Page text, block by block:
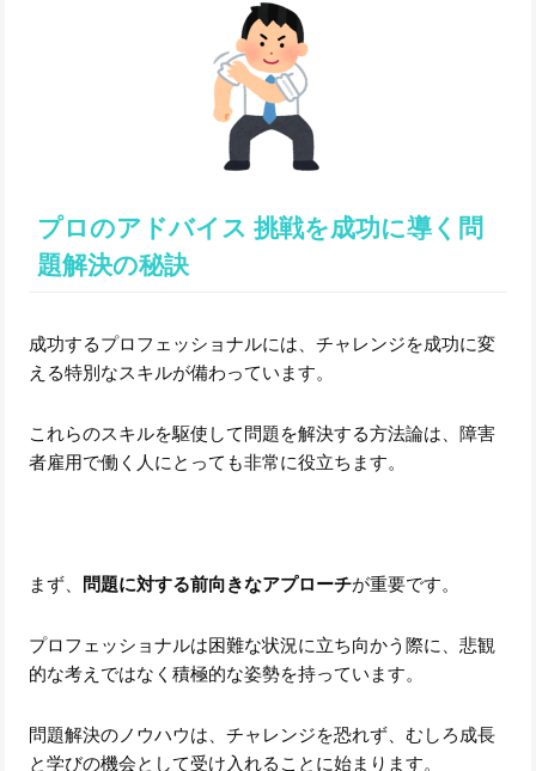
プロのアドバイス 挑戦を成功に導く問
題解決の秘訣
成功するプロフェッショナルには、チャレンジを成功に変
える特別なスキルが備わっています。
これらのスキルを駆使して問題を解決する方法論は、障害
者雇用で働く人にとっても非常に役立ちます。
まず、 問題に対する前向きなアプローチが重要です。
プロフェッショナルは困難な状況に立ち向かう際に、悲観
的な考えではなく積極的な姿勢を持っています。
問題解決のノウハウは、チャレンジを恐れず、むしろ成長
と学びの機会として受け入れることに始まります。